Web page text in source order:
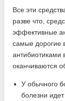
Все эти
разве что,
эффективные
самые дорогие
антибиотиками
оканчиваются
У обычного
болезни